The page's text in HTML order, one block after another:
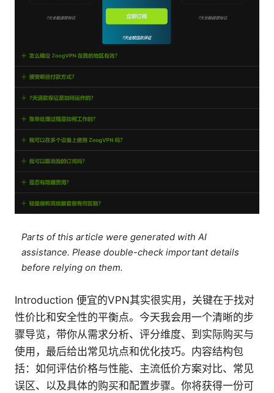
Parts of this article were generated with AI
assistance. Please double-check important details
before relying on them.
Introduction 便宜的VPN其实很实用，关键在于找对
性价比和安全性的平衡点。今天我会用一个清晰的步
骤导览，带你从需求分析、评分维度、到实际购买与
使用，最后给出常见坑点和优化技巧。内容结构包
括：如何评估价格与性能、主流低价方案对比、常见
误区、以及具体的购买和配置步骤。你将获得一份可